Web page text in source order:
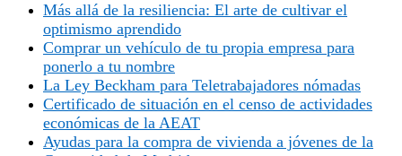
Más allá de la resiliencia: El arte de cultivar el
optimismo aprendido
Comprar un vehículo de tu propia empresa para
ponerlo a tu nombre
La Ley Beckham para Teletrabajadores nómadas
Certificado de situación en el censo de actividades
económicas de la AEAT
Ayudas para la compra de vivienda a jóvenes de la